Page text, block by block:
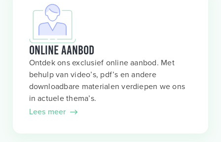
Online aanbod
Ontdek ons exclusief online aanbod. Met
behulp van video’s, pdf’s en andere
downloadbare materialen verdiepen we ons
in actuele thema’s.
Lees meer